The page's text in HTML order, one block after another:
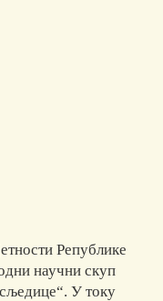
Републике
научни скуп
У току